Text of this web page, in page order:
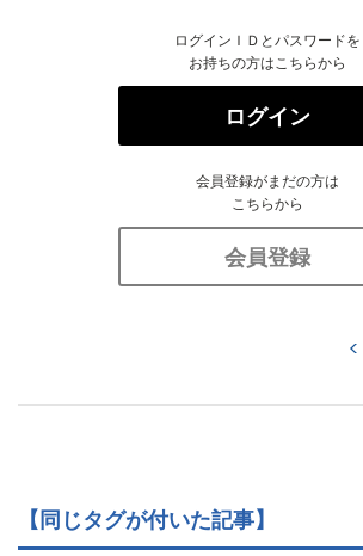
ログインＩＤとパスワードを
お持ちの方はこちらから
ログイン
会員登録がまだの方は
こちらから
会員登録
【同じタグが付いた記事】